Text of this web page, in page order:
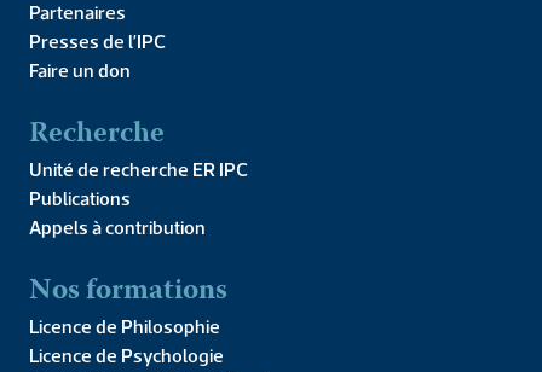
Partenaires
Presses de l’IPC
Faire un don
Recherche
Unité de recherche ER IPC
Publications
Appels à contribution
Nos formations
Licence de Philosophie
Licence de Psychologie
philosophie n°2 –